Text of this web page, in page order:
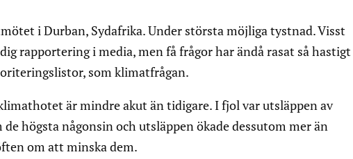
i Durban, Sydafrika. Under största möjliga tystnad. Visst
rapportering i media, men få frågor har ändå rasat så hastigt
som klimatfrågan.
är mindre akut än tidigare. I fjol var utsläppen av
högsta någonsin och utsläppen ökade dessutom mer än
om att minska dem.